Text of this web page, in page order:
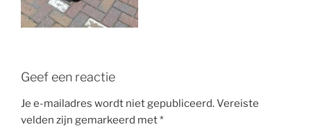
Geef een reactie
Je e-mailadres wordt niet gepubliceerd.Vereiste
velden zijn gemarkeerd met*